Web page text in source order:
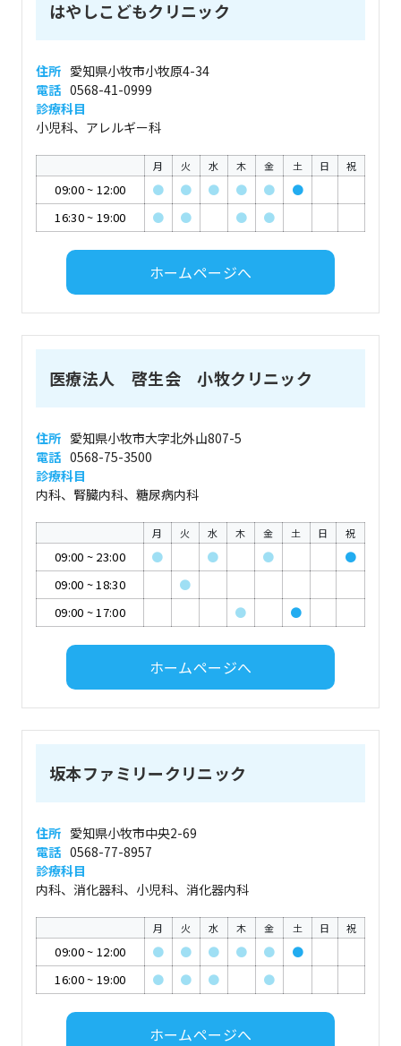
はやしこどもクリニック
住所 愛知県小牧市小牧原4-34
電話 0568-41-0999
診療科目
小児科、アレルギー科
月 火 水 木 金 土 日 祝
09:00~ 12:00 ● ● ● ● ●
●
16:30~ 19:00 ● ● ● ●
ホームページへ
医療法人 啓生会 小牧クリニック
住所 愛知県小牧市大字北外山807-5
電話 0568-75-3500
診療科目
内科、腎臓内科、糖尿病内科
月 火 水 木 金 土 日 祝
09:00 ~ 23:00 ● ● ●
●
09:00 ~18:30
●
09:00 ~17:00 ● ●
ホームページへ
坂本ファミリークリニック
住所 愛知県小牧市中央2-69
電話 0568-77-8957
診療科目
内科、消化器科、小児科、消化器内科
月 火 水 木 金 土 日 祝
09:00~ 12:00 ● ● ● ● ●
●
16:00~ 19:00 ● ● ● ●
ホームページへ